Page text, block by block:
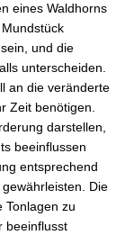
eines Waldhorns
und die
unterscheiden.
an die veränderte
Zeit benötigen.
darstellen,
beeinflussen
entsprechend
Die
Tonlagen zu
beeinflusst